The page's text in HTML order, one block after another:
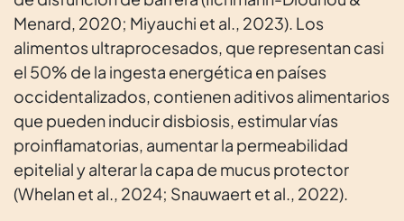
Menard, 2020; Miyauchi et al., 2023). Los
alimentos ultraprocesados, que representan casi
el 50% de la ingesta energética en países
occidentalizados, contienen aditivos alimentarios
que pueden inducir disbiosis, estimular vías
proinflamatorias, aumentar la permeabilidad
epitelial y alterar la capa de mucus protector
(Whelan et al., 2024; Snauwaert et al., 2022).